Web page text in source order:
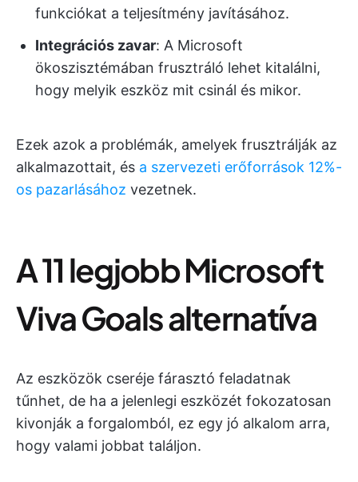
funkciókat a teljesítmény javításához.
Integrációs zavar: A Microsoft
ökoszisztémában frusztráló lehet kitalálni,
hogy melyik eszköz mit csinál és mikor.
Ezek azok a problémák, amelyek frusztrálják az
alkalmazottait, és a szervezeti erőforrások 12%-
os pazarlásához vezetnek.
A 11 legjobb Microsoft
Viva Goals alternatíva
Az eszközök cseréje fárasztó feladatnak
tűnhet, de ha a jelenlegi eszközét fokozatosan
kivonják a forgalomból, ez egy jó alkalom arra,
hogy valami jobbat találjon.